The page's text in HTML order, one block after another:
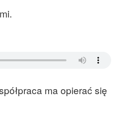
ma opierać się